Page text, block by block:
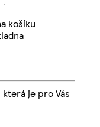
cena košíku
košíku
je pro Vás